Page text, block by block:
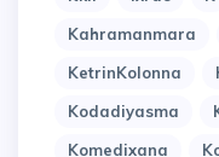
Kahramanmara
KetrinKolonna
Kodadiyasma
Komedixana